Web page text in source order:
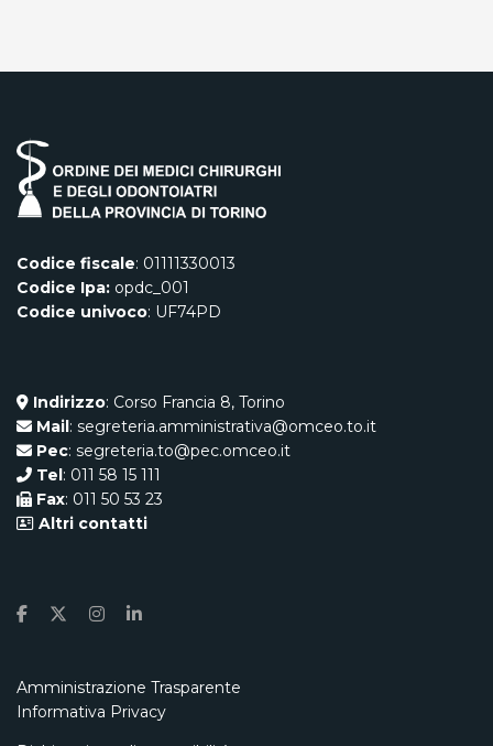
Codice fiscale: 01111330013
Codice Ipa: opdc_001
Codice univoco: UF74PD
Indirizzo: Corso Francia 8, Torino
Mail: segreteria.amministrativa@omceo.to.it
Pec: segreteria.to@pec.omceo.it
Tel: 011 58 15 111
Fax: 011 50 53 23
Altri contatti
Amministrazione Trasparente
Informativa Privacy